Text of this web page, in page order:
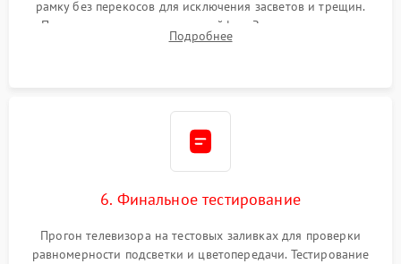
рамку без перекосов для исключения засветов и трещин.
Подключение внутренних шлейфов. Закрытие корпуса.
Сброс настроек и обновление программного обеспечения.
Подробнее
6. Финальное тестирование
Прогон телевизора на тестовых заливках для проверки
равномерности подсветки и цветопередачи. Тестирование